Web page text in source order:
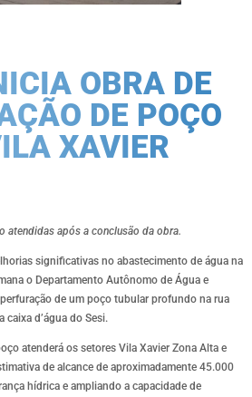
OBRA DE
DE POÇO
XAVIER
atendidas após a conclusão da obra.
significativas no abastecimento de água na
o Departamento Autônomo de Água e
de um poço tubular profundo na rua
caixa d’água do Sesi.
atenderá os setores Vila Xavier Zona Alta e
de alcance de aproximadamente 45.000
hídrica e ampliando a capacidade de